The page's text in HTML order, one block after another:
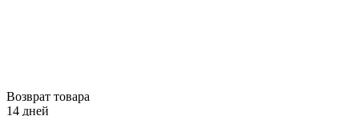
Возврат товара
14 дней